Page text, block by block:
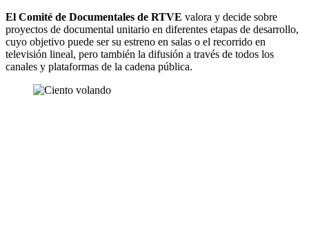
El Comité de Documentales de RTVE valora y decide sobre
proyectos de documental unitario en diferentes etapas de desarrollo,
cuyo objetivo puede ser su estreno en salas o el recorrido en
televisión lineal, pero también la difusión a través de todos los
canales y plataformas de la cadena pública.